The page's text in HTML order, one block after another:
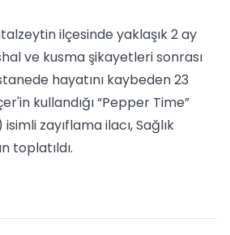
ilçesinde yaklaşık 2 ay
ve kusma şikayetleri sonrası
hayatını kaybeden 23
kullandığı “Pepper Time”
isimli zayıflama ilacı, Sağlık
toplatıldı.